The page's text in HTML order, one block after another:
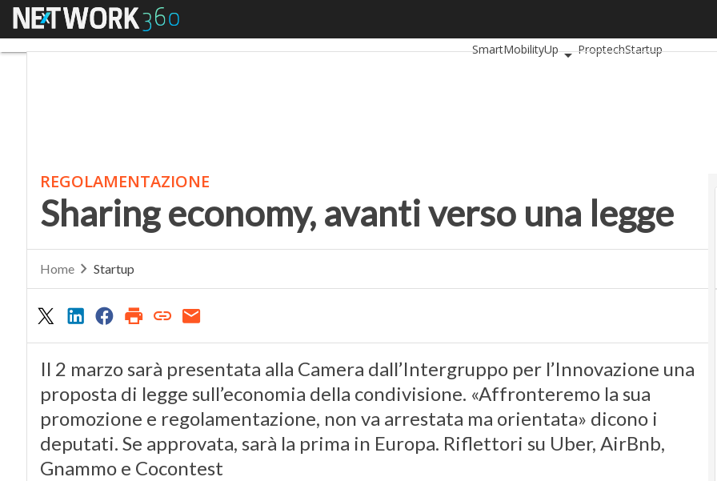
Menu
SmartMobilityUp
ProptechStartup
REGOLAMENTAZIONE
Sharing economy, avanti verso una legge
Home Startup
Il 2 marzo sarà presentata alla Camera dall’Intergruppo per l’Innovazione una
proposta di legge sull’economia della condivisione. «Affronteremo la sua
promozione e regolamentazione, non va arrestata ma orientata» dicono i
deputati. Se approvata, sarà la prima in Europa. Riflettori su Uber, AirBnb,
Gnammo e Cocontest